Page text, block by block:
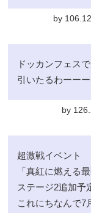
by
ドッカンフェス
引いたるわーー
by
超激戦イベント
「真紅に燃える
ステージ2追加予
これにちなんで7